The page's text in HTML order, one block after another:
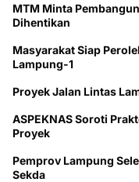
MTM Minta
Dihentikan
Masyarakat Siap Peroleh Manfaat Diluncurnya Satelit
Lampung-1
Proyek
ASPEKNAS Soroti
Proyek
Pemprov Lampung
Sekda